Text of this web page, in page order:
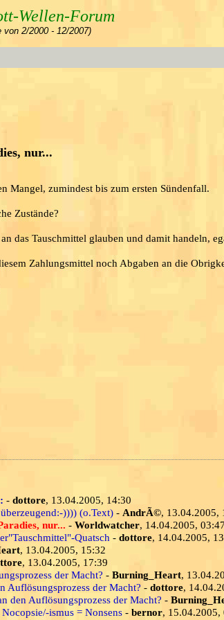
Wellen-Forum
von 2/2000 - 12/2007)
nur...
Mangel, zumindest bis zum ersten Sündenfall.
Zustände?
das Tauschmittel glauben und damit handeln,
Zahlungsmittel noch Abgaben an die
- dottore, 13.04.2005, 14:30
)))) (o.Text) - AndrÃ©, 13.04.2005,
nur... - Worldwatcher, 14.04.2005, 03:47
Quatsch - dottore, 14.04.2005,
, 13.04.2005, 15:32
, 13.04.2005, 17:39
der Macht? - Burning_Heart,
Auflösungsprozess der Macht? - dottore,
den Auflösungsprozess der Macht? -
ismus = Nonsens - bernor, 15.04.2005,